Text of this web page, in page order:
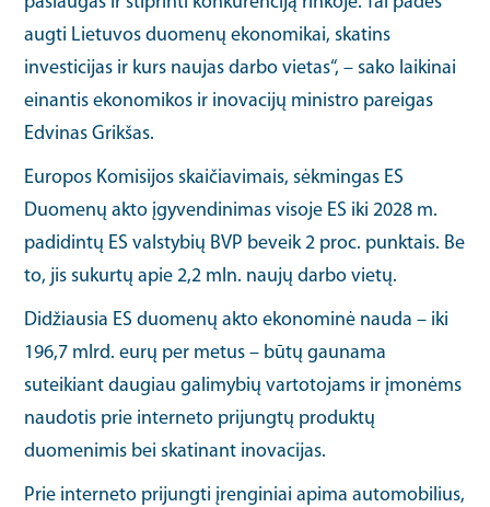
augti Lietuvos duomenų ekonomikai, skatins
investicijas ir kurs naujas darbo vietas“, – sako laikinai
einantis ekonomikos ir inovacijų ministro pareigas
Edvinas Grikšas.
Europos Komisijos skaičiavimais, sėkmingas ES
Duomenų akto įgyvendinimas visoje ES iki 2028 m.
padidintų ES valstybių BVP beveik 2 proc. punktais. Be
to, jis sukurtų apie 2,2 mln. naujų darbo vietų.
Didžiausia ES duomenų akto ekonominė nauda – iki
196,7 mlrd. eurų per metus – būtų gaunama
suteikiant daugiau galimybių vartotojams ir įmonėms
naudotis prie interneto prijungtų produktų
duomenimis bei skatinant inovacijas.
Prie interneto prijungti įrenginiai apima automobilius,